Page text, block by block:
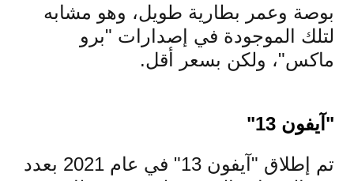
بوصة وعمر بطارية طويل، وهو مشابه
لتلك الموجودة في إصدارات "برو
ماكس"، ولكن بسعر أقل.
"آيفون 13"
تم إطلاق "آيفون 13" في عام 2021 بعدد